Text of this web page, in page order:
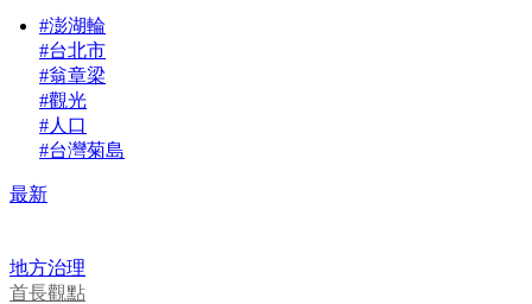
#澎湖輪
#台北市
#翁章梁
#觀光
#人口
#台灣菊島
最新
地方治理
首長觀點